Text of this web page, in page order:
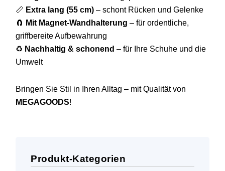
📏 Extra lang (55 cm) – schont Rücken und Gelenke
🧲 Mit Magnet-Wandhalterung – für ordentliche,
griffbereite Aufbewahrung
♻️ Nachhaltig & schonend – für Ihre Schuhe und die
Umwelt
Bringen Sie Stil in Ihren Alltag – mit Qualität von
MEGAGOODS!
Produkt-Kategorien